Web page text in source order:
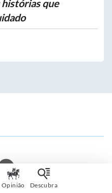
histórias que
Qual é o
Opinião Descubra